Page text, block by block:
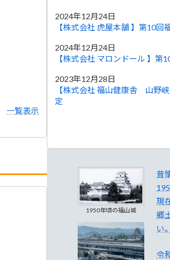
一覧表示
2024年12月24日
【株式会社 虎屋本舗 】第10回
2024年12月24日
【株式会社 マロンドール 】第
2023年12月28日
【株式会社 福山健康舎 山野
定
1950年頃の福山城
昔
現
郷
い。
令